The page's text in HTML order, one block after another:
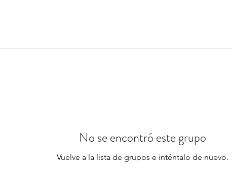
No se encontró este grupo
Vuelve a la lista de grupos e inténtalo de nuevo.